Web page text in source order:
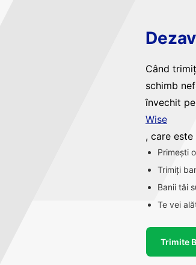
Când
schimb
învechit
Wise
, care
Primești
Trimiți
Banii tăi
Te vei
Trimite